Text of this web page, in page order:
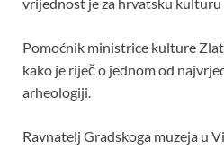
vrijednost je za hrvatsku
Pomoćnik ministrice kulture
kako je riječ o jednom od
arheologiji.
Ravnatelj Gradskoga muzeja u